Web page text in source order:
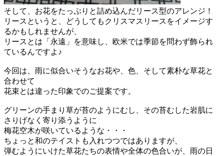
そして、お花をたっぷりと詰め込んだリース型のアレンジ！
リースというと、どうしてもクリスマスリースをイメージす
るかもしれませんが、
リースとは「永遠」を意味し、欧米では季節を問わず飾られ
ているんですよ♪
今回は、雨に似合いそうなお花や、色、そして素朴な草花と
合わせて
花束とは違った印象でのご提案です。
グリーンの手まり草が苔のようにむし、その苔むした岩肌に
さりげなく寄り添うように
梅花空木が咲いているような・・・
ちょっと和のテイストも入れつつではありますが、
弾むようにいけた草花たちの表情や全体の色合いが、雨の日